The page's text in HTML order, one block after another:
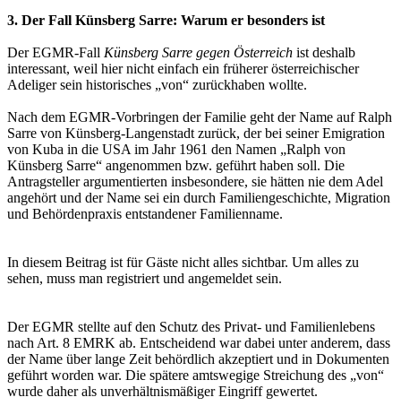
3. Der Fall Künsberg Sarre: Warum er besonders ist
Der EGMR-Fall Künsberg Sarre gegen Österreich ist deshalb
interessant, weil hier nicht einfach ein früherer österreichischer
Adeliger sein historisches „von“ zurückhaben wollte.
Nach dem EGMR-Vorbringen der Familie geht der Name auf Ralph
Sarre von Künsberg-Langenstadt zurück, der bei seiner Emigration
von Kuba in die USA im Jahr 1961 den Namen „Ralph von
Künsberg Sarre“ angenommen bzw. geführt haben soll. Die
Antragsteller argumentierten insbesondere, sie hätten nie dem Adel
angehört und der Name sei ein durch Familiengeschichte, Migration
und Behördenpraxis entstandener Familienname.
In diesem Beitrag ist für Gäste nicht alles sichtbar. Um alles zu
sehen, muss man registriert und angemeldet sein.
Der EGMR stellte auf den Schutz des Privat- und Familienlebens
nach Art. 8 EMRK ab. Entscheidend war dabei unter anderem, dass
der Name über lange Zeit behördlich akzeptiert und in Dokumenten
geführt worden war. Die spätere amtswegige Streichung des „von“
wurde daher als unverhältnismäßiger Eingriff gewertet.